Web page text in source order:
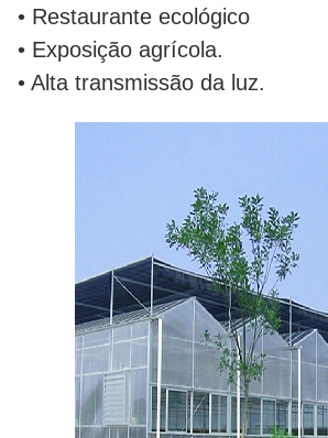
• Restaurante ecológico
• Exposição agrícola.
• Alta transmissão da luz.